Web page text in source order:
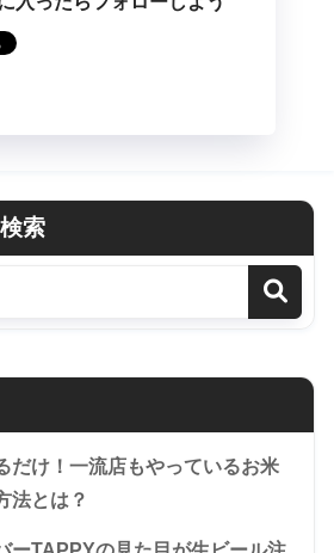
索
だけ！一流店もやっているお米
法とは？